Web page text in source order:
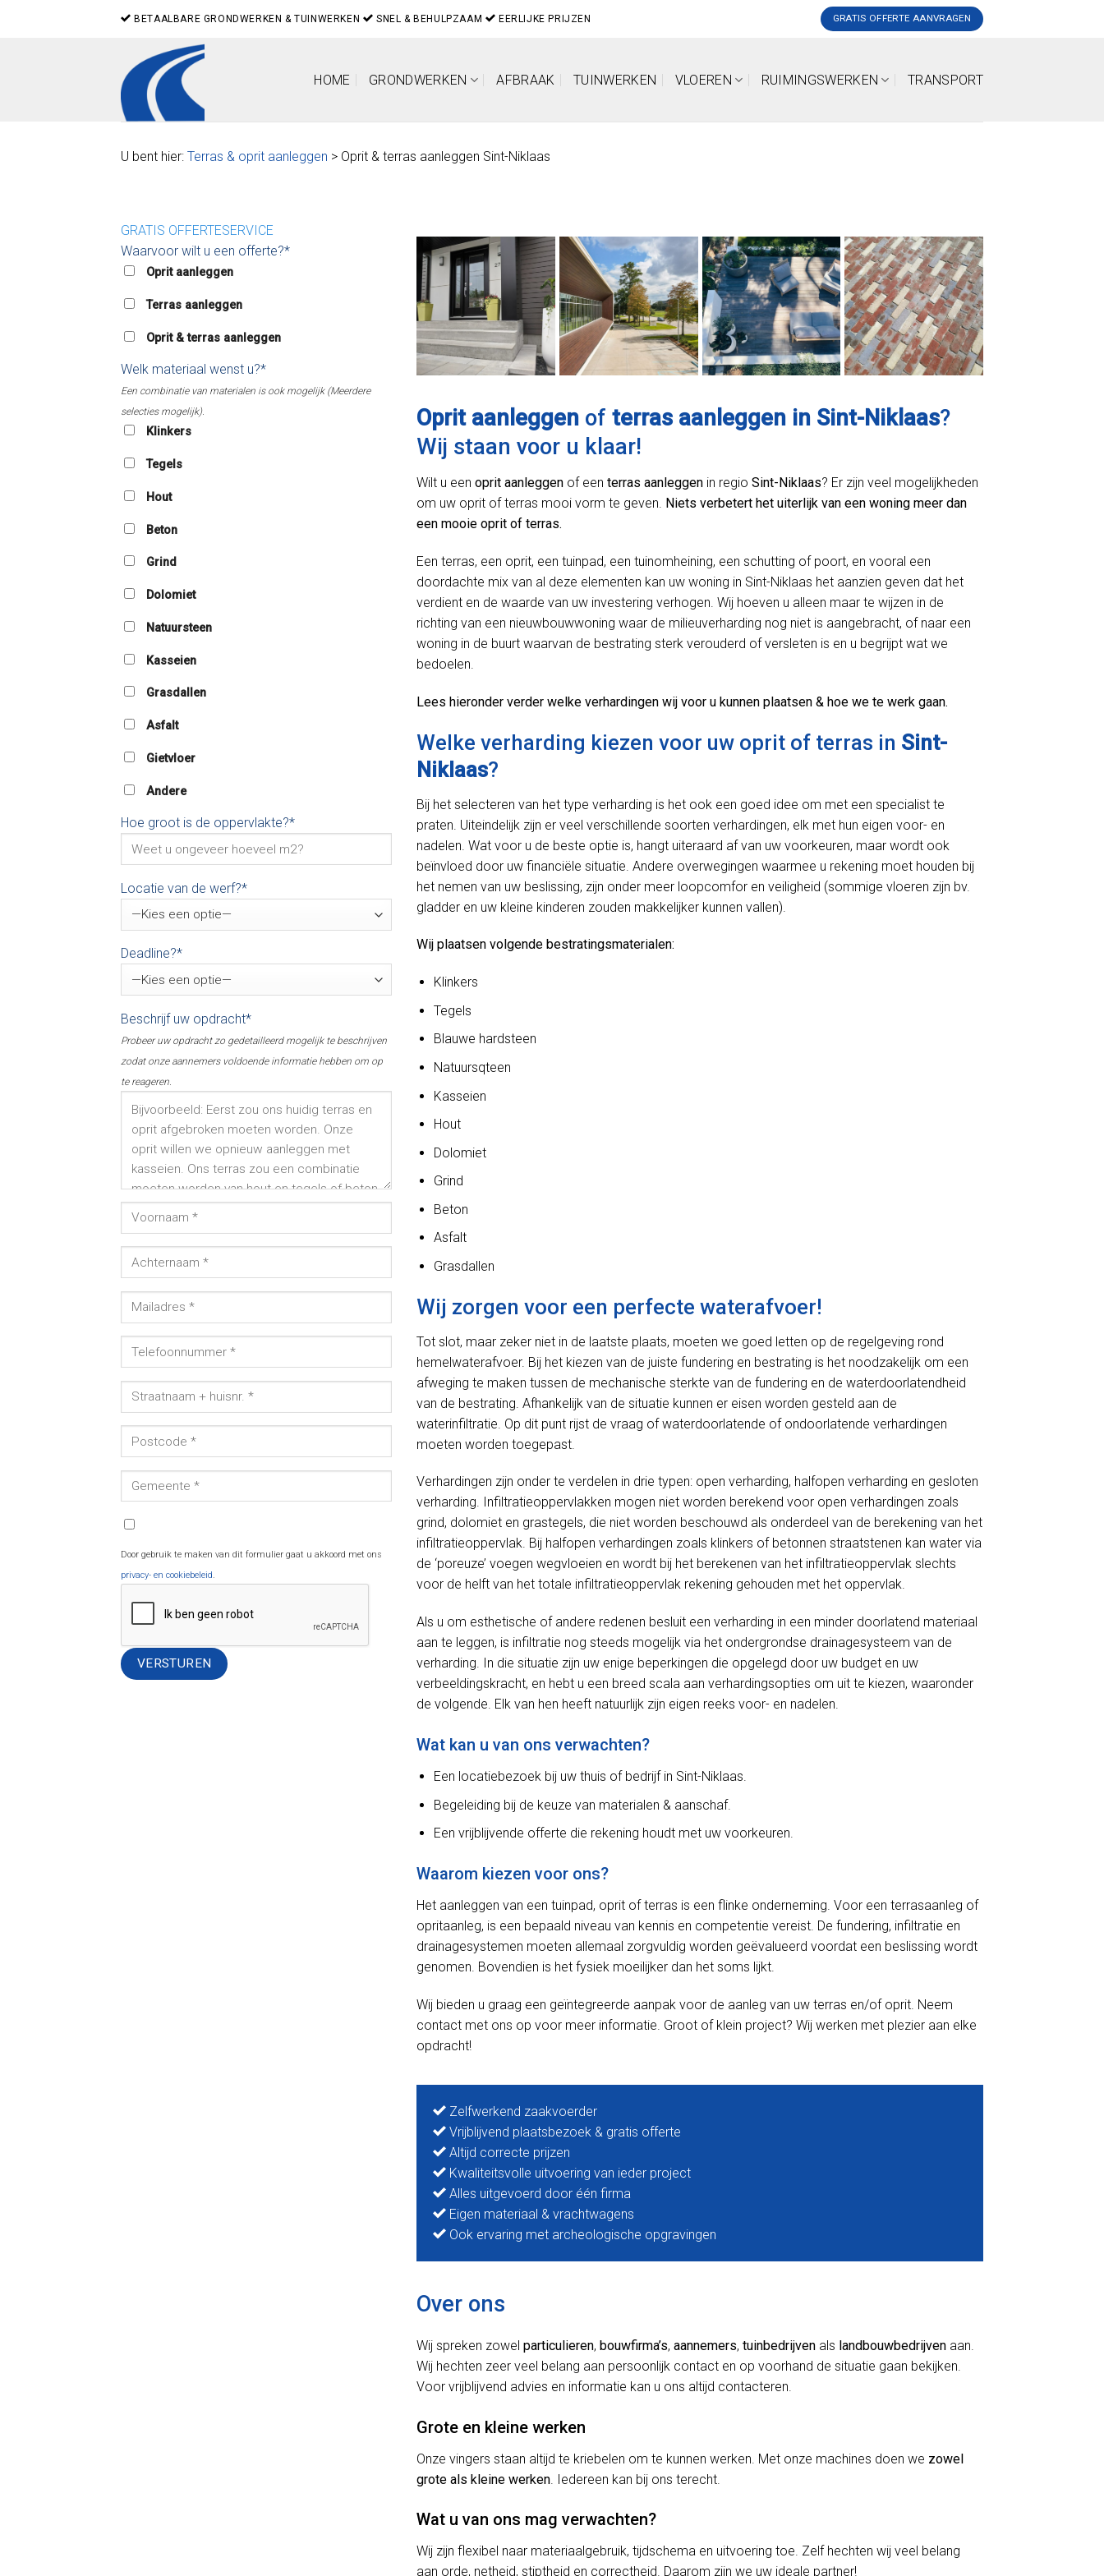
BETAALBARE GRONDWERKEN & TUINWERKEN SNEL & BEHULPZAAM EERLIJKE PRIJZEN GRATIS OFFERTE AANVRAGEN
HOME GRONDWERKEN AFBRAAK TUINWERKEN VLOEREN RUIMINGSWERKEN TRANSPORT
U bent hier: Terras & oprit aanleggen > Oprit & terras aanleggen Sint-Niklaas
GRATIS OFFERTESERVICE
Waarvoor wilt u een offerte?*
Oprit aanleggen
Terras aanleggen
Oprit & terras aanleggen
Welk materiaal wenst u?*
Een combinatie van materialen is ook mogelijk (Meerdere
selecties mogelijk).
Klinkers
Tegels
Hout
Beton
Grind
Dolomiet
Natuursteen
Kasseien
Grasdallen
Asfalt
Gietvloer
Andere
Hoe groot is de oppervlakte?*
Locatie van de werf?*
Deadline?*
Beschrijf uw opdracht*
Probeer uw opdracht zo gedetailleerd mogelijk te beschrijven
zodat onze aannemers voldoende informatie hebben om op
te reageren.
Door gebruik te maken van dit formulier gaat u akkoord met ons
privacy- en cookiebeleid.
Oprit aanleggen of terras aanleggen in Sint-Niklaas?
Wij staan voor u klaar!
Wilt u een oprit aanleggen of een terras aanleggen in regio Sint-Niklaas? Er zijn veel mogelijkheden
om uw oprit of terras mooi vorm te geven. Niets verbetert het uiterlijk van een woning meer dan
een mooie oprit of terras.
Een terras, een oprit, een tuinpad, een tuinomheining, een schutting of poort, en vooral een
doordachte mix van al deze elementen kan uw woning in Sint-Niklaas het aanzien geven dat het
verdient en de waarde van uw investering verhogen. Wij hoeven u alleen maar te wijzen in de
richting van een nieuwbouwwoning waar de milieuverharding nog niet is aangebracht, of naar een
woning in de buurt waarvan de bestrating sterk verouderd of versleten is en u begrijpt wat we
bedoelen.
Lees hieronder verder welke verhardingen wij voor u kunnen plaatsen & hoe we te werk gaan.
Welke verharding kiezen voor uw oprit of terras in Sint-
Niklaas?
Bij het selecteren van het type verharding is het ook een goed idee om met een specialist te
praten. Uiteindelijk zijn er veel verschillende soorten verhardingen, elk met hun eigen voor- en
nadelen. Wat voor u de beste optie is, hangt uiteraard af van uw voorkeuren, maar wordt ook
beïnvloed door uw financiële situatie. Andere overwegingen waarmee u rekening moet houden bij
het nemen van uw beslissing, zijn onder meer loopcomfor en veiligheid (sommige vloeren zijn bv.
gladder en uw kleine kinderen zouden makkelijker kunnen vallen).
Wij plaatsen volgende bestratingsmaterialen:
Klinkers
Tegels
Blauwe hardsteen
Natuursqteen
Kasseien
Hout
Dolomiet
Grind
Beton
Asfalt
Grasdallen
Wij zorgen voor een perfecte waterafvoer!
Tot slot, maar zeker niet in de laatste plaats, moeten we goed letten op de regelgeving rond
hemelwaterafvoer. Bij het kiezen van de juiste fundering en bestrating is het noodzakelijk om een
afweging te maken tussen de mechanische sterkte van de fundering en de waterdoorlatendheid
van de bestrating. Afhankelijk van de situatie kunnen er eisen worden gesteld aan de
waterinfiltratie. Op dit punt rijst de vraag of waterdoorlatende of ondoorlatende verhardingen
moeten worden toegepast.
Verhardingen zijn onder te verdelen in drie typen: open verharding, halfopen verharding en gesloten
verharding. Infiltratieoppervlakken mogen niet worden berekend voor open verhardingen zoals
grind, dolomiet en grastegels, die niet worden beschouwd als onderdeel van de berekening van het
infiltratieoppervlak. Bij halfopen verhardingen zoals klinkers of betonnen straatstenen kan water via
de ‘poreuze’ voegen wegvloeien en wordt bij het berekenen van het infiltratieoppervlak slechts
voor de helft van het totale infiltratieoppervlak rekening gehouden met het oppervlak.
Als u om esthetische of andere redenen besluit een verharding in een minder doorlatend materiaal
aan te leggen, is infiltratie nog steeds mogelijk via het ondergrondse drainagesysteem van de
verharding. In die situatie zijn uw enige beperkingen die opgelegd door uw budget en uw
verbeeldingskracht, en hebt u een breed scala aan verhardingsopties om uit te kiezen, waaronder
de volgende. Elk van hen heeft natuurlijk zijn eigen reeks voor- en nadelen.
Wat kan u van ons verwachten?
Een locatiebezoek bij uw thuis of bedrijf in Sint-Niklaas.
Begeleiding bij de keuze van materialen & aanschaf.
Een vrijblijvende offerte die rekening houdt met uw voorkeuren.
Waarom kiezen voor ons?
Het aanleggen van een tuinpad, oprit of terras is een flinke onderneming. Voor een terrasaanleg of
opritaanleg, is een bepaald niveau van kennis en competentie vereist. De fundering, infiltratie en
drainagesystemen moeten allemaal zorgvuldig worden geëvalueerd voordat een beslissing wordt
genomen. Bovendien is het fysiek moeilijker dan het soms lijkt.
Wij bieden u graag een geïntegreerde aanpak voor de aanleg van uw terras en/of oprit. Neem
contact met ons op voor meer informatie. Groot of klein project? Wij werken met plezier aan elke
opdracht!
Zelfwerkend zaakvoerder
Vrijblijvend plaatsbezoek & gratis offerte
Altijd correcte prijzen
Kwaliteitsvolle uitvoering van ieder project
Alles uitgevoerd door één firma
Eigen materiaal & vrachtwagens
Ook ervaring met archeologische opgravingen
Over ons
Wij spreken zowel particulieren, bouwfirma’s, aannemers, tuinbedrijven als landbouwbedrijven aan.
Wij hechten zeer veel belang aan persoonlijk contact en op voorhand de situatie gaan bekijken.
Voor vrijblijvend advies en informatie kan u ons altijd contacteren.
Grote en kleine werken
Onze vingers staan altijd te kriebelen om te kunnen werken. Met onze machines doen we zowel
grote als kleine werken . Iedereen kan bij ons terecht.
Wat u van ons mag verwachten?
Wij zijn flexibel naar materiaalgebruik, tijdschema en uitvoering toe. Zelf hechten wij veel belang
aan orde, netheid, stiptheid en correctheid. Daarom zijn we uw ideale partner!